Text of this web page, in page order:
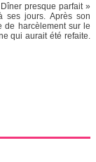
presque parfait »
ses jours. Après son
de harcèlement sur le
qui aurait été refaite.